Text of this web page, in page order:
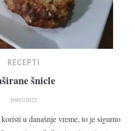
RECEPTI
šnicle
20/07/2022
u današnje vreme, to je sigurno